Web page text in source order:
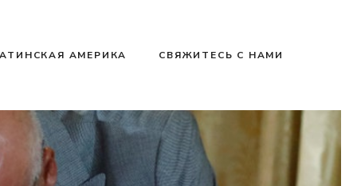
АМЕРИКА СВЯЖИТЕСЬ С НАМИ